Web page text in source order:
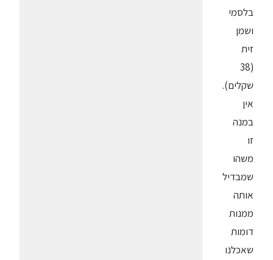
בלסמי
ושמן
זית
(38
שקלים).
אין
במנה
זו
משהו
שמבדיל
אותה
ממנות
דומות
שאכלנו